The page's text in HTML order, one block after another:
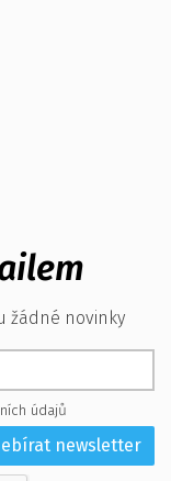
žádné novinky
údajů
newsletter